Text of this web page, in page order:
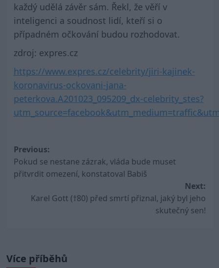
každý udělá závěr sám. Řekl, že věří v
inteligenci a soudnost lidí, kteří si o
případném očkování budou rozhodovat.
zdroj: expres.cz
https://www.expres.cz/celebrity/jiri-kajinek-
koronavirus-ockovani-jana-
peterkova.A201023_095209_dx-celebrity_stes?
Post
navigation
Previous:
Pokud se nestane zázrak, vláda bude muset
přitvrdit omezení, konstatoval Babiš
Next:
Karel Gott (†80) před smrtí přiznal, jaký byl jeho
skutečný sen!
Více příběhů